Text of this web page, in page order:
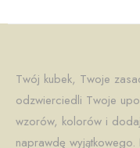
Twój kubek, Twoje
odzwierciedli Twoje
wzorów, kolorów i
naprawdę